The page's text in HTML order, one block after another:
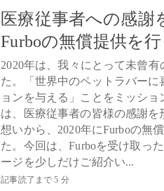
医療従事者への感謝
Furboの無償提供を
2020年は、我々にとって未曾有
た。「世界中のペットラバーに
ョンを与える」ことをミッショ
は、医療従事者の皆様の感謝を
想いから、2020年にFurboの無
た。今回は、Furboを受け取っ
ージを少しだけご紹介い...
記事読了まで 5 分